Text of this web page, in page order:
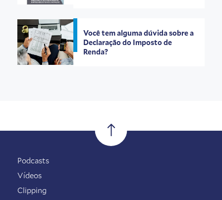
Você tem alguma dúvida sobre a
Declaração do Imposto de
Renda?
Podcasts
Vídeos
Clipping